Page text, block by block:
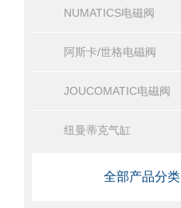
NUMATICS电磁阀
阿斯卡/世格电磁阀
JOUCOMATIC电磁阀
纽曼蒂克气缸
全部产品分类